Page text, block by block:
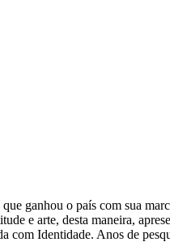
ganhou o país com sua
e arte, desta maneira,
com Identidade. Anos de